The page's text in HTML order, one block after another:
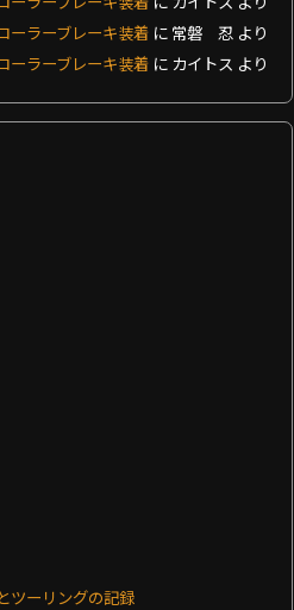
ーラーブレーキ装着 に 常磐 忍 より
ーラーブレーキ装着 に カイトス より
ツーリングの記録